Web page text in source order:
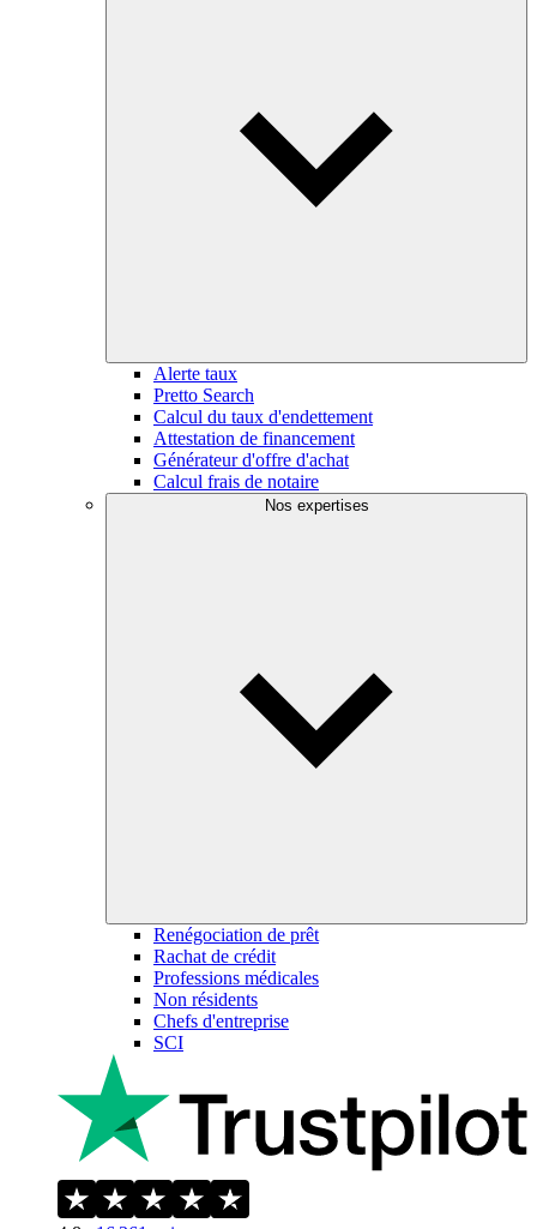
Alerte taux
Pretto Search
Calcul du taux d'endettement
Attestation de financement
Générateur d'offre d'achat
Calcul frais de notaire
Nos expertises
Renégociation de prêt
Rachat de crédit
Professions médicales
Non résidents
Chefs d'entreprise
SCI